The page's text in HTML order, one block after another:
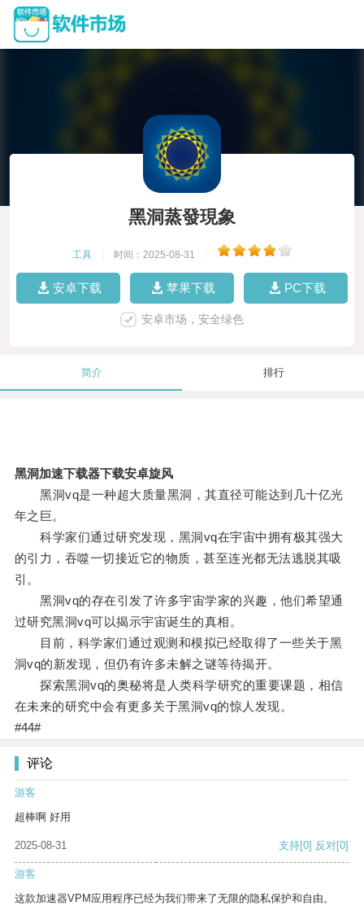
黑洞蒸發現象
工具 时间：2025-08-31
安卓下载 苹果下载 PC下载
安卓市场，安全绿色
简介 排行
黑洞加速下载器下载安卓旋风
黑洞vq是一种超大质量黑洞，其直径可能达到几十亿光
年之巨。
科学家们通过研究发现，黑洞vq在宇宙中拥有极其强大
的引力，吞噬一切接近它的物质，甚至连光都无法逃脱其吸
引。
黑洞vq的存在引发了许多宇宙学家的兴趣，他们希望通
过研究黑洞vq可以揭示宇宙诞生的真相。
目前，科学家们通过观测和模拟已经取得了一些关于黑
洞vq的新发现，但仍有许多未解之谜等待揭开。
探索黑洞vq的奥秘将是人类科学研究的重要课题，相信
在未来的研究中会有更多关于黑洞vq的惊人发现。
#44#
评论
游客
超棒啊 好用
2025-08-31 支持[0] 反对[0]
游客
这款加速器VPM应用程序已经为我们带来了无限的隐私保护和自由。